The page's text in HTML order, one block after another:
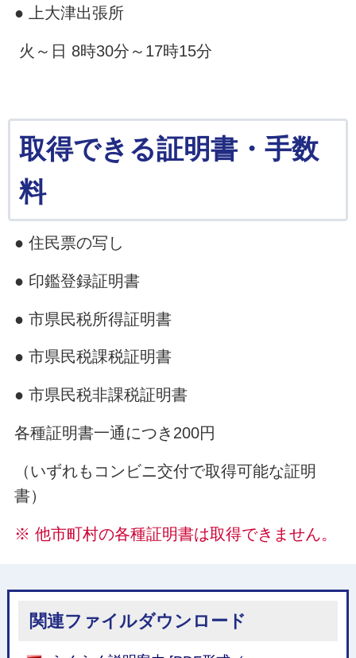
● 上大津出張所
火～日 8時30分～17時15分
取得できる証明書・手数
料
● 住民票の写し
● 印鑑登録証明書
● 市県民税所得証明書
● 市県民税課税証明書
● 市県民税非課税証明書
各種証明書一通につき200円
（いずれもコンビニ交付で取得可能な証明
書）
※ 他市町村の各種証明書は取得できません。
関連ファイルダウンロード